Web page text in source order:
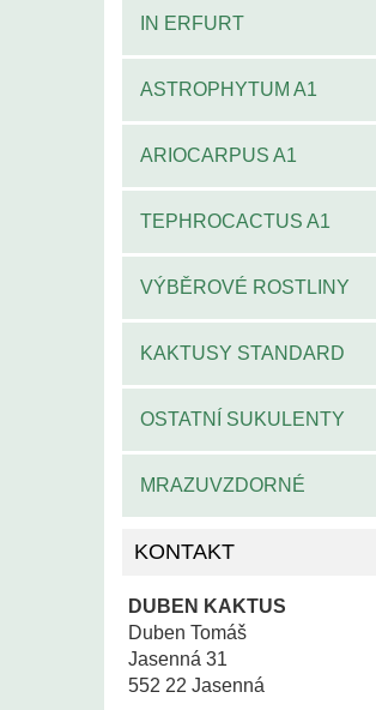
IN ERFURT
ASTROPHYTUM A1
ARIOCARPUS A1
TEPHROCACTUS A1
VÝBĚROVÉ ROSTLINY
KAKTUSY STANDARD
OSTATNÍ SUKULENTY
MRAZUVZDORNÉ
KONTAKT
DUBEN KAKTUS
Duben Tomáš
Jasenná 31
552 22 Jasenná